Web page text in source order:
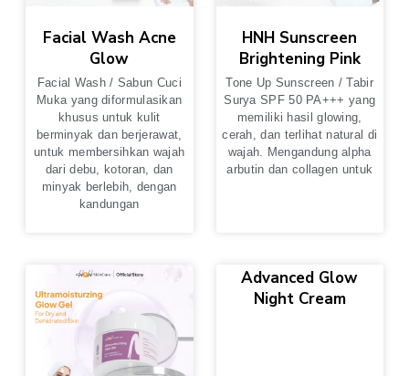
Facial Wash Acne
Glow
Facial Wash / Sabun Cuci
Muka yang diformulasikan
khusus untuk kulit
berminyak dan berjerawat,
untuk membersihkan wajah
dari debu, kotoran, dan
minyak berlebih, dengan
kandungan
HNH Sunscreen
Brightening Pink
Tone Up Sunscreen / Tabir
Surya SPF 50 PA+++ yang
memiliki hasil glowing,
cerah, dan terlihat natural di
wajah. Mengandung alpha
arbutin dan collagen untuk
Advanced Glow
Night Cream